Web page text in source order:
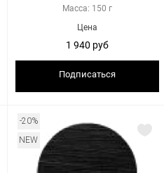
Масса: 150 г
Цена
1 940 руб
Подписаться
-20%
NEW